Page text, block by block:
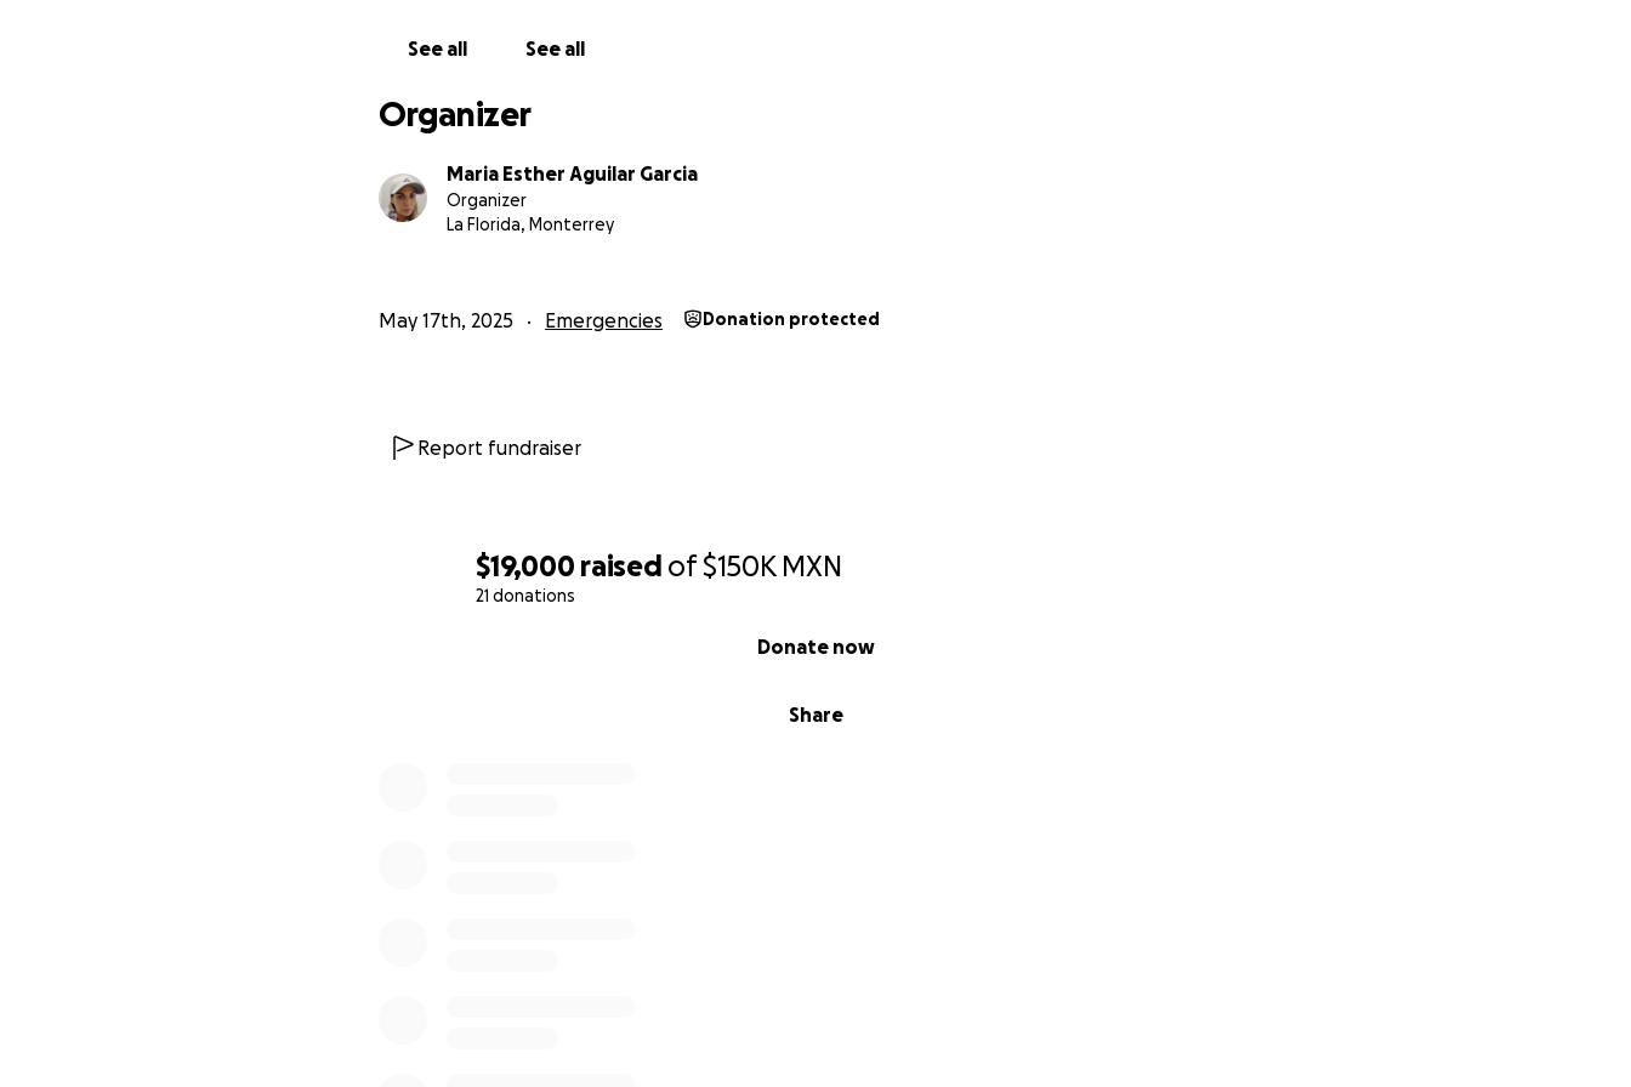
$19,000 raised of$150K MXN
21 donations
Share
Donate now
circulación hacia el resto del cuerpo o incluso desprenderse y viajar a otros órganos, causando
See all See all
Organizer
Maria Esther Aguilar Garcia
Organizer
La Florida, Monterrey
May 17th, 2025 Emergencies Donation protected
Report fundraiser